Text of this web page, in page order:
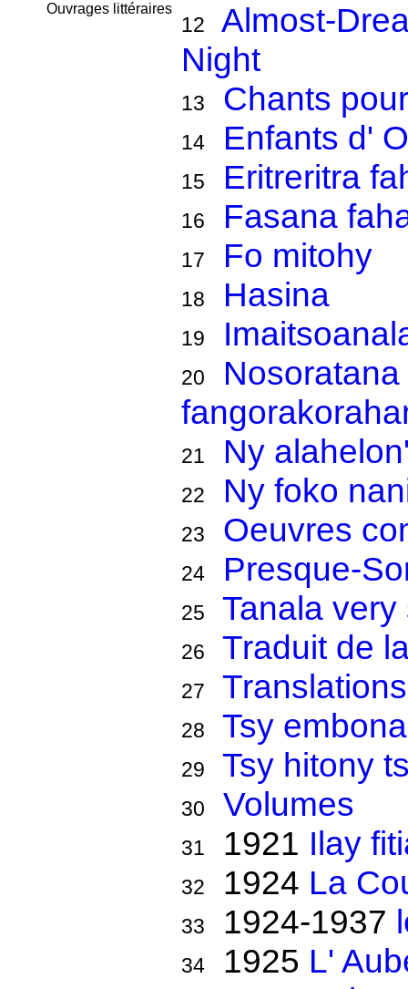
Ouvrages littéraires
12
Almost-
Night
13 Chants
14 Enfants d'
15 Eritreritra
16 Fasana
17 Fo mitohy
18 Hasina
19
20
21 Ny
22 Ny foko
23 Oeuvres
24 Presque-
25 Tanala very
26 Traduit de
27
28 Tsy embona
29 Tsy hitony
30 Volumes
31 1921 Ilay
32 1924 La
33 1924-1937
341925 L'